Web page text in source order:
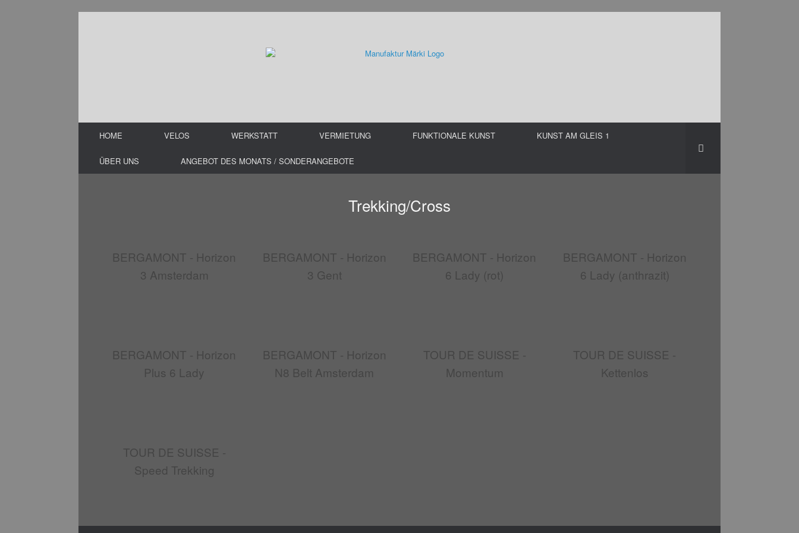
HOME VELOS WERKSTATT VERMIETUNG FUNKTIONALE KUNST KUNST AM GLEIS 1
ÜBER UNS ANGEBOT DES MONATS / SONDERANGEBOTE
Trekking/Cross
BERGAMONT - Horizon
3 Amsterdam
BERGAMONT - Horizon
3 Gent
BERGAMONT - Horizon
6 Lady (rot)
BERGAMONT - Horizon
6 Lady (anthrazit)
BERGAMONT - Horizon
Plus 6 Lady
BERGAMONT - Horizon
N8 Belt Amsterdam
TOUR DE SUISSE -
Momentum
TOUR DE SUISSE -
Kettenlos
TOUR DE SUISSE -
Speed Trekking